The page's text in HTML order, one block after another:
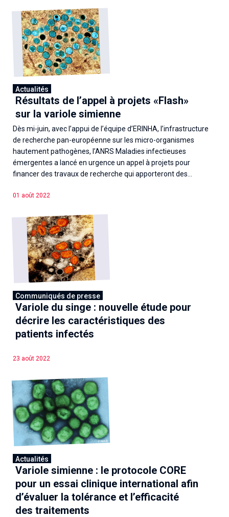
Actualités
Résultats de l’appel à projets «Flash»
sur la variole simienne
Dès mi-juin, avec l’appui de l’équipe d’ERINHA, l’infrastructure
de recherche pan-européenne sur les micro-organismes
hautement pathogènes, l’ANRS Maladies infectieuses
émergentes a lancé en urgence un appel à projets pour
financer des travaux de recherche qui apporteront des...
01 août 2022
Communiqués de presse
Variole du singe : nouvelle étude pour
décrire les caractéristiques des
patients infectés
23 août 2022
Actualités
Variole simienne : le protocole CORE
pour un essai clinique international afin
d’évaluer la tolérance et l’efficacité
des traitements